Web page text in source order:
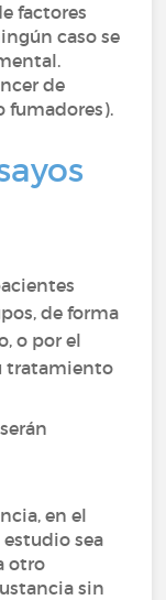
factores
caso se
de
fumadores).
de forma
o por el
tratamiento
en el
sea
otro
sin